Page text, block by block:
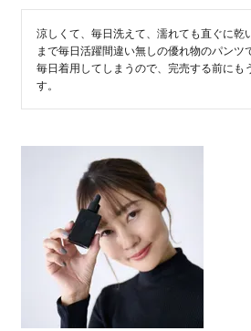
涼しくて、毎日洗えて、濡れても直ぐに乾
まで毎日活躍間違い無しの優れ物のパンツ
毎日着用してしまうので、完売する前にも
す。